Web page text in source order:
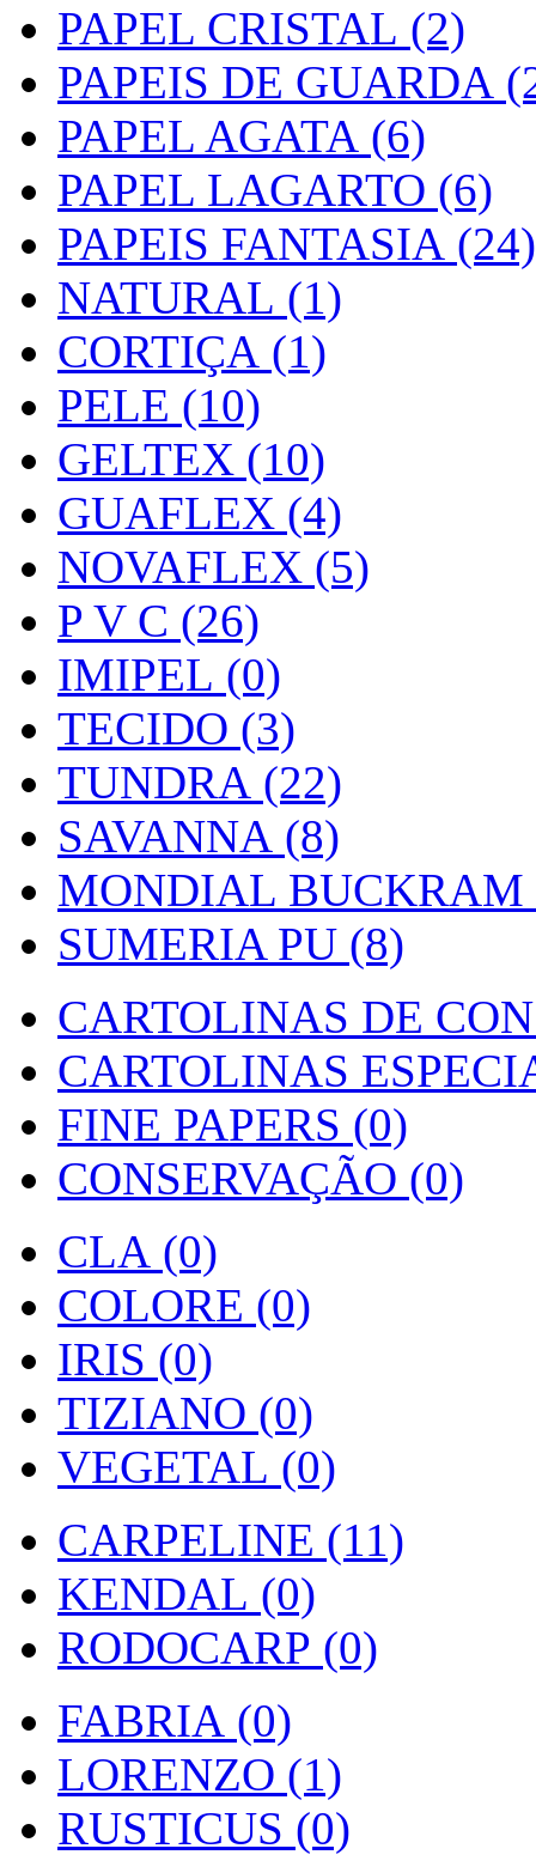
PAPEL CRISTAL (2)
PAPEIS DE GUARDA
PAPEL AGATA (6)
PAPEL LAGARTO (6)
PAPEIS FANTASIA (24)
NATURAL (1)
CORTIÇA (1)
PELE (10)
GELTEX (10)
GUAFLEX (4)
NOVAFLEX (5)
P V C (26)
IMIPEL (0)
TECIDO (3)
TUNDRA (22)
SAVANNA (8)
MONDIAL BUCKRAM
SUMERIA PU (8)
CARTOLINAS DE
CARTOLINAS
FINE PAPERS (0)
CONSERVAÇÃO (0)
CLA (0)
COLORE (0)
IRIS (0)
TIZIANO (0)
VEGETAL (0)
CARPELINE (11)
KENDAL (0)
RODOCARP (0)
FABRIA (0)
LORENZO (1)
RUSTICUS (0)